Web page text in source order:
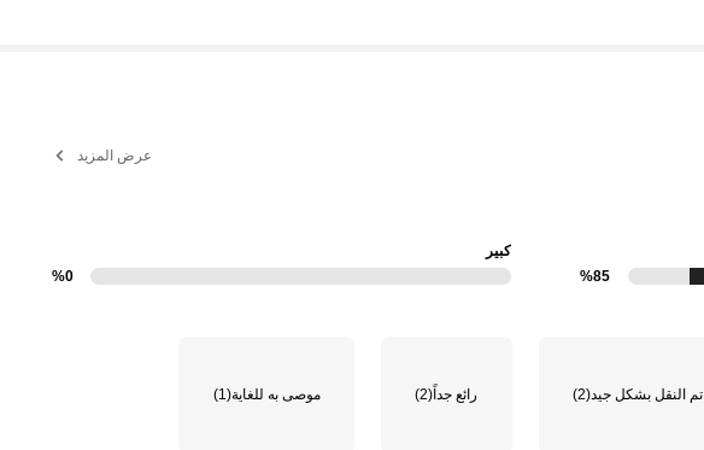
عرض المزيد
%85
كبير
%0
تم النقل بشكل جيد(2) رائع جداً (2) موصى به للغاية(1)